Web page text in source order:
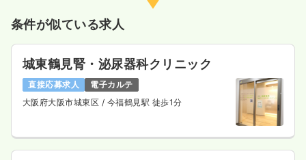
条件が似ている求人
城東鶴見腎・泌尿器科クリニック
直接応募求人
電子カルテ
大阪府大阪市城東区 / 今福鶴見駅 徒歩1分